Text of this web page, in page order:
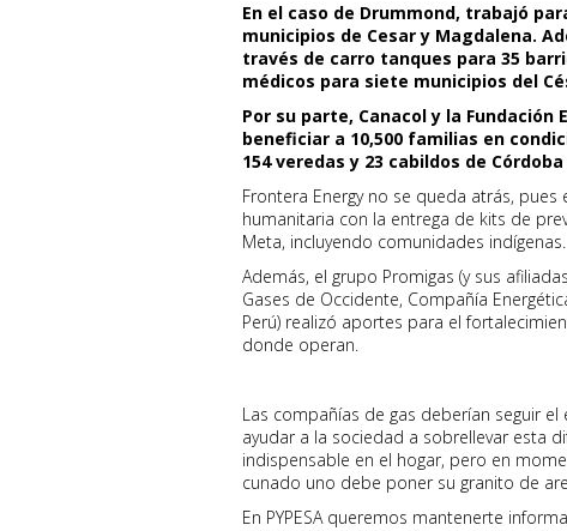
En el caso de Drummond, trabajó
municipios de Cesar y Magdalena.
través de carro tanques para 35
médicos para siete municipios del
Por su parte, Canacol y la
beneficiar a 10,500 familias en
154 veredas y 23 cabildos de Córdoba
Frontera Energy no se queda atrás,
humanitaria con la entrega de kits de
Meta, incluyendo comunidades indígenas.
Además, el grupo Promigas (y sus
Gases de Occidente, Compañía
Perú) realizó aportes para el
donde operan.
Las compañías de gas deberían seguir
ayudar a la sociedad a sobrellevar esta
indispensable en el hogar, pero en
cunado uno debe poner su granito de
En PYPESA queremos mantenerte